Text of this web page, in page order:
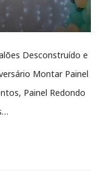
Desconstruído e
Montar Painel
Painel Redondo